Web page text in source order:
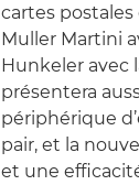
cartes postales
Muller Martini
Hunkeler avec
présentera
périphérique
pair, et la
et une